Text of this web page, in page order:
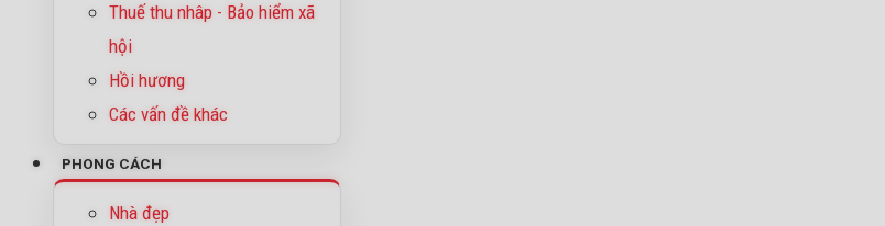
Thuế thu nhâp - Bảo hiểm xã
hội
Hồi hương
Các vấn đề khác
PHONG CÁCH
Nhà đẹp